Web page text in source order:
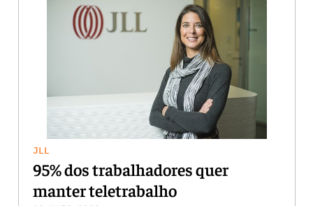
JLL
95% dos trabalhadores quer
manter teletrabalho